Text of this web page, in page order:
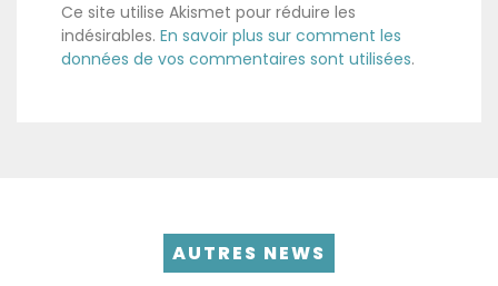
Ce site utilise Akismet pour réduire les
indésirables. En savoir plus sur comment les
données de vos commentaires sont utilisées.
AUTRES NEWS